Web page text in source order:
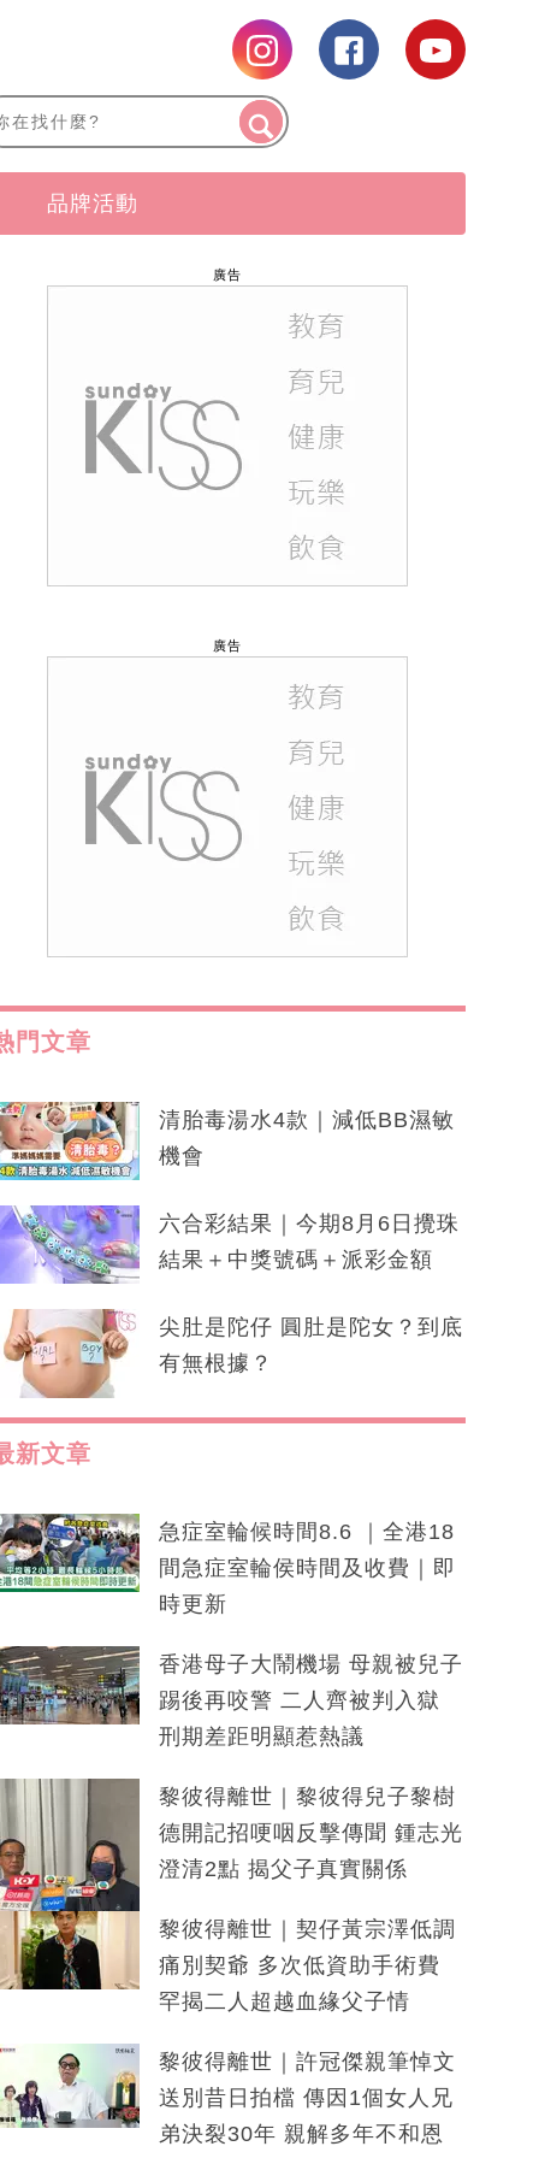
品牌活動
廣告
廣告
門文章
清胎毒湯水4款｜減低BB濕敏
機會
六合彩結果｜今期8月6日攪珠
結果＋中獎號碼＋派彩金額
尖肚是陀仔 圓肚是陀女？到底
有無根據？
新文章
急症室輪候時間8.6 ｜全港18
間急症室輪侯時間及收費｜即
時更新
香港母子大鬧機場 母親被兒子
踢後再咬警 二人齊被判入獄
刑期差距明顯惹熱議
黎彼得離世｜黎彼得兒子黎樹
德開記招哽咽反擊傳聞 鍾志光
澄清2點 揭父子真實關係
黎彼得離世｜契仔黃宗澤低調
痛別契爺 多次低資助手術費
罕揭二人超越血緣父子情
黎彼得離世｜許冠傑親筆悼文
送別昔日拍檔 傳因1個女人兄
弟決裂30年 親解多年不和恩